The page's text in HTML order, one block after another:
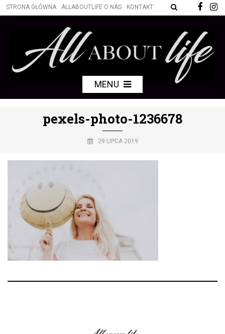
STRONA GŁÓWNA ALLABOUTLIFE O NAS KONTAKT
MENU
pexels-photo-1236678
29 LIPCA 2019